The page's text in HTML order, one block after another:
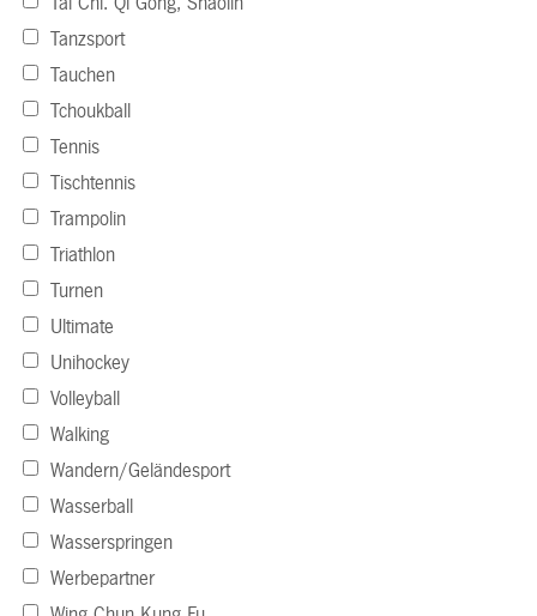
Tanzsport
Tauchen
Tchoukball
Tennis
Tischtennis
Trampolin
Triathlon
Turnen
Ultimate
Unihockey
Volleyball
Walking
Wandern/Geländesport
Wasserball
Wasserspringen
Werbepartner